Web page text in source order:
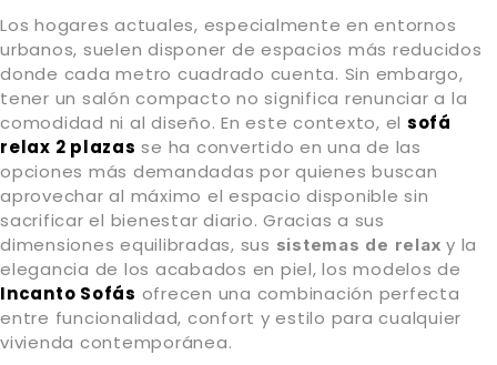
Los hogares actuales, especialmente en entornos
urbanos, suelen disponer de espacios más reducidos
donde cada metro cuadrado cuenta. Sin embargo,
tener un salón compacto no significa renunciar a la
comodidad ni al diseño. En este contexto, el sofá
relax 2 plazas se ha convertido en una de las
opciones más demandadas por quienes buscan
aprovechar al máximo el espacio disponible sin
sacrificar el bienestar diario. Gracias a sus
dimensiones equilibradas, sus sistemas de relax y la
elegancia de los acabados en piel, los modelos de
Incanto Sofás ofrecen una combinación perfecta
entre funcionalidad, confort y estilo para cualquier
vivienda contemporánea.